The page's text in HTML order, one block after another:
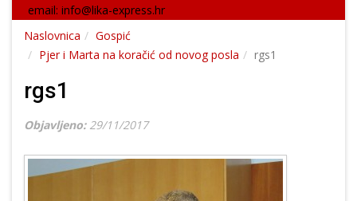
email: info@lika-express.hr
Naslovnica
Gospić
Pjer i Marta na koračić od novog posla
rgs1
rgs1
Objavljeno: 29/11/2017